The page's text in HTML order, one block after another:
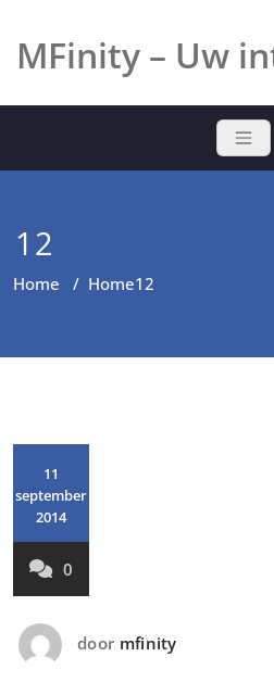
naarMFinity – Uw
12
Home / Home12
11
september
2014
0
door mfinity